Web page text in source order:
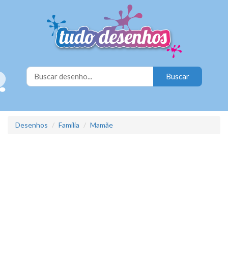
Desenhos Família Mamãe